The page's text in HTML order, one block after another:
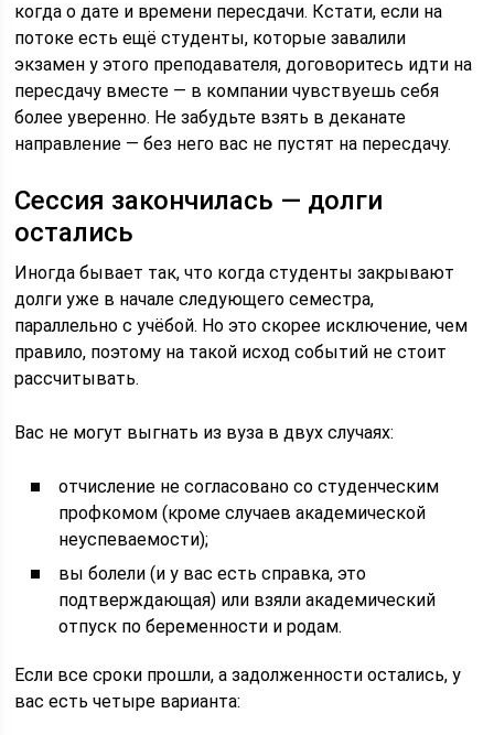
когда о дате и времени пересдачи. Кстати, если на
потоке есть ещё студенты, которые завалили
экзамен у этого преподавателя, договоритесь идти на
пересдачу вместе — в компании чувствуешь себя
более уверенно. Не забудьте взять в деканате
направление — без него вас не пустят на пересдачу.
Сессия закончилась — долги
остались
Иногда бывает так, что когда студенты закрывают
долги уже в начале следующего семестра,
параллельно с учёбой. Но это скорее исключение, чем
правило, поэтому на такой исход событий не стоит
рассчитывать.
Вас не могут выгнать из вуза в двух случаях:
отчисление не согласовано со студенческим
профкомом (кроме случаев академической
неуспеваемости);
вы болели (и у вас есть справка, это
подтверждающая) или взяли академический
отпуск по беременности и родам.
Если все сроки прошли, а задолженности остались, у
вас есть четыре варианта: